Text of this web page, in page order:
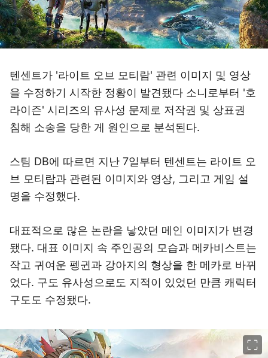
텐센트가 '라이트 오브 모티람' 관련 이미지 및 영상
을 수정하기 시작한 정황이 발견됐다 소니로부터 '호
라이즌' 시리즈의 유사성 문제로 저작권 및 상표권
침해 소송을 당한 게 원인으로 분석된다.
스팀 DB에 따르면 지난 7일부터 텐센트는 라이트 오
브 모티람과 관련된 이미지와 영상, 그리고 게임 설
명을 수정했다.
대표적으로 많은 논란을 낳았던 메인 이미지가 변경
됐다. 대표 이미지 속 주인공의 모습과 메카비스트는
작고 귀여운 펭귄과 강아지의 형상을 한 메카로 바뀌
었다. 구도 유사성으로도 지적이 있었던 만큼 캐릭터
구도도 수정됐다.